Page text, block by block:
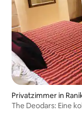
Privatzimmer in
The Deodars: Eine